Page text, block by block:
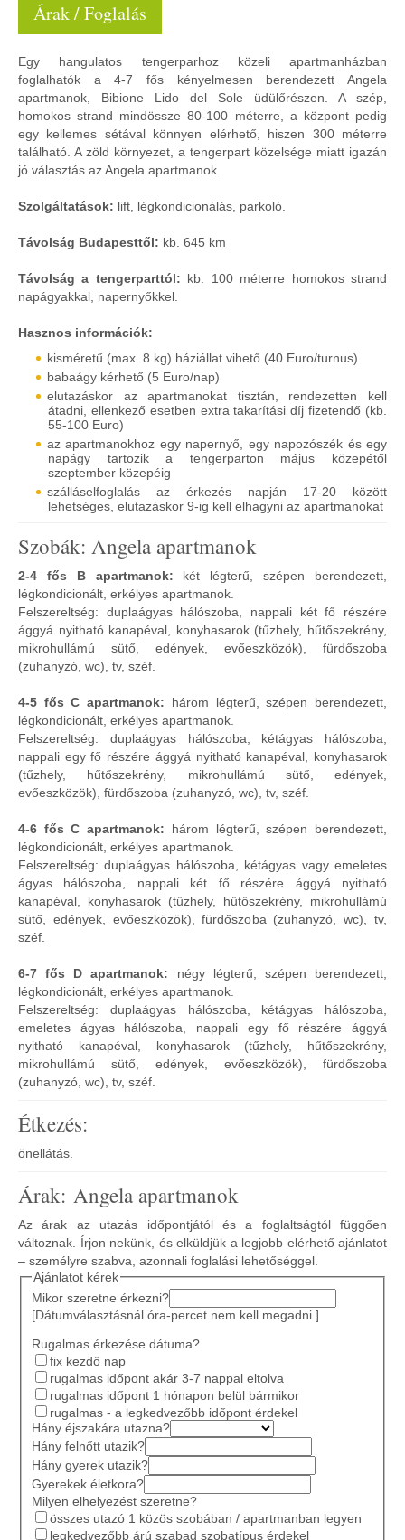
Árak / Foglalás
Egy hangulatos tengerparhoz közeli apartmanházban
foglalhatók a 4-7 fős kényelmesen berendezett Angela
apartmanok, Bibione Lido del Sole üdülőrészen. A szép,
homokos strand mindössze 80-100 méterre, a központ pedig
egy kellemes sétával könnyen elérhető, hiszen 300 méterre
található. A zöld környezet, a tengerpart közelsége miatt igazán
jó választás az Angela apartmanok.
Szolgáltatások: lift, légkondicionálás, parkoló.
Távolság Budapesttől: kb. 645 km
Távolság a tengerparttól: kb. 100 méterre homokos strand
napágyakkal, napernyőkkel.
Hasznos információk:
kisméretű (max. 8 kg) háziállat vihető (40 Euro/turnus)
babaágy kérhető (5 Euro/nap)
elutazáskor az apartmanokat tisztán, rendezetten kell
átadni, ellenkező esetben extra takarítási díj fizetendő (kb.
55-100 Euro)
az apartmanokhoz egy napernyő, egy napozószék és egy
napágy tartozik a tengerparton május közepétől
szeptember közepéig
szálláselfoglalás az érkezés napján 17-20 között
lehetséges, elutazáskor 9-ig kell elhagyni az apartmanokat
Szobák: Angela apartmanok
2-4 fős B apartmanok: két légterű, szépen berendezett,
légkondicionált, erkélyes apartmanok.
Felszereltség: duplaágyas hálószoba, nappali két fő részére
ággyá nyitható kanapéval, konyhasarok (tűzhely, hűtőszekrény,
mikrohullámú sütő, edények, evőeszközök), fürdőszoba
(zuhanyzó, wc), tv, széf.
4-5 fős C apartmanok: három légterű, szépen berendezett,
légkondicionált, erkélyes apartmanok.
Felszereltség: duplaágyas hálószoba, kétágyas hálószoba,
nappali egy fő részére ággyá nyitható kanapéval, konyhasarok
(tűzhely, hűtőszekrény, mikrohullámú sütő, edények,
evőeszközök), fürdőszoba (zuhanyzó, wc), tv, széf.
4-6 fős C apartmanok: három légterű, szépen berendezett,
légkondicionált, erkélyes apartmanok.
Felszereltség: duplaágyas hálószoba, kétágyas vagy emeletes
ágyas hálószoba, nappali két fő részére ággyá nyitható
kanapéval, konyhasarok (tűzhely, hűtőszekrény, mikrohullámú
sütő, edények, evőeszközök), fürdőszoba (zuhanyzó, wc), tv,
széf.
6-7 fős D apartmanok: négy légterű, szépen berendezett,
légkondicionált, erkélyes apartmanok.
Felszereltség: duplaágyas hálószoba, kétágyas hálószoba,
emeletes ágyas hálószoba, nappali egy fő részére ággyá
nyitható kanapéval, konyhasarok (tűzhely, hűtőszekrény,
mikrohullámú sütő, edények, evőeszközök), fürdőszoba
(zuhanyzó, wc), tv, széf.
Étkezés:
önellátás.
Árak: Angela apartmanok
Az árak az utazás időpontjától és a foglaltságtól függően
változnak. Írjon nekünk, és elküldjük a legjobb elérhető ajánlatot
– személyre szabva, azonnali foglalási lehetőséggel.
Ajánlatot kérek
Mikor szeretne érkezni?
[Dátumválasztásnál óra-percet nem kell megadni.]
Rugalmas érkezése dátuma?
fix kezdő nap
rugalmas időpont akár 3-7 nappal eltolva
rugalmas időpont 1 hónapon belül bármikor
rugalmas - a legkedvezőbb időpont érdekel
Hány éjszakára utazna?
Hány felnőtt utazik?
Hány gyerek utazik?
Gyerekek életkora?
Milyen elhelyezést szeretne?
összes utazó 1 közös szobában / apartmanban legyen
legkedvezőbb árú szabad szobatípus érdekel